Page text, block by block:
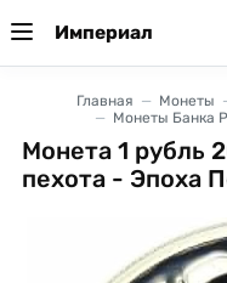
Империал
Главная Монеты
Монеты Банка
Монета 1 рубль
пехота - Эпоха